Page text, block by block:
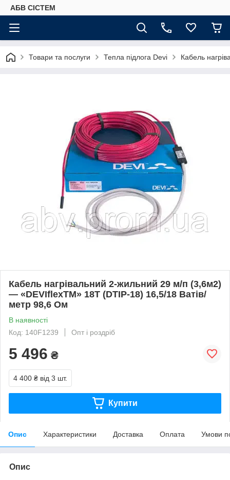
АБВ СІСТЕМ
Товари та послуги Тепла підлога Devi Кабель
Кабель нагрівальний 2-жильний 29 м/п (3,6м2)
— «DEVIflexTM» 18T (DTIP-18) 16,5/18 Ватів/
метр 98,6 Ом
В наявності
Код: 140F1239
Опт і роздріб
5 496 ₴
4 400 ₴ від 3 шт.
Купити
Опис Характеристики Доставка Оплата Умови
Опис